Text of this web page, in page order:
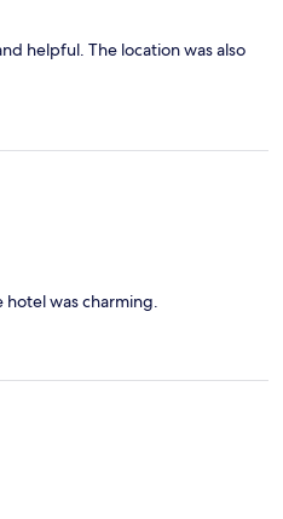
helpful. The location was also
hotel was charming.